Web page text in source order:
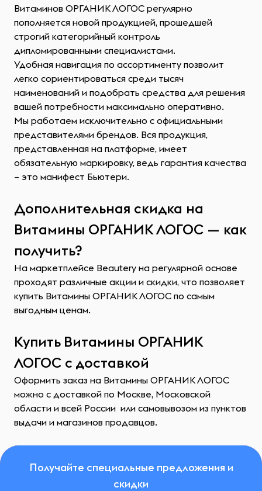
Витаминов ОРГАНИК ЛОГОС регулярно
пополняется новой продукцией, прошедшей
строгий категорийный контроль
дипломированными специалистами.
Удобная навигация по ассортименту позволит
легко сориентироваться среди тысяч
наименований и подобрать средства для решения
вашей потребности максимально оперативно.
Мы работаем исключительно с официальными
представителями брендов. Вся продукция,
представленная на платформе, имеет
обязательную маркировку, ведь гарантия качества
– это манифест Бьютери.
Дополнительная скидка на
Витамины ОРГАНИК ЛОГОС — как
получить?
На маркетплейсе Beautery на регулярной основе
проходят различные акции и скидки, что позволяет
купить Витамины ОРГАНИК ЛОГОС по самым
выгодным ценам.
Купить Витамины ОРГАНИК
ЛОГОС с доставкой
Оформить заказ на Витамины ОРГАНИК ЛОГОС
можно с доставкой по Москве, Московской
области и всей России или самовывозом из пунктов
выдачи и магазинов продавцов.
Получайте специальные предложения и
скидки